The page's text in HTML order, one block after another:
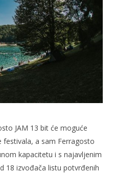
se u limitiranom
JAM 13 bit će moguće
a sam Ferragosto
kapacitetu i s najavljenim
18 izvođača listu potvrđenih